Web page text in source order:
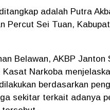
adalah Putra
Percut Sei Tuan,
Belawan, AKBP Janton
Kasat Narkoba
berdasarkan
sekitar terkait adanya